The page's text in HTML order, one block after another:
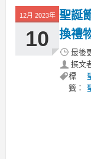
12月 2023年
10
聖誕
換禮
最後
撰文
標
籤：